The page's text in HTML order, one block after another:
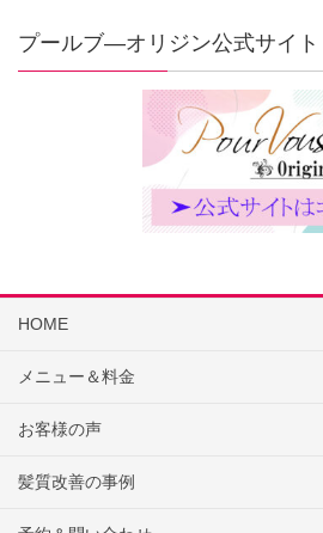
プールブ―オリジン公式サイト
HOME
メニュー＆料金
お客様の声
髪質改善の事例